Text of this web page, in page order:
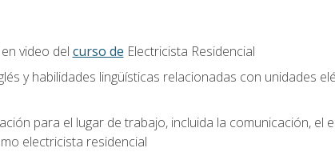
video del curso de Electricista Residencial
y habilidades lingüísticas relacionadas con unidades
para el lugar de trabajo, incluida la comunicación, el
electricista residencial